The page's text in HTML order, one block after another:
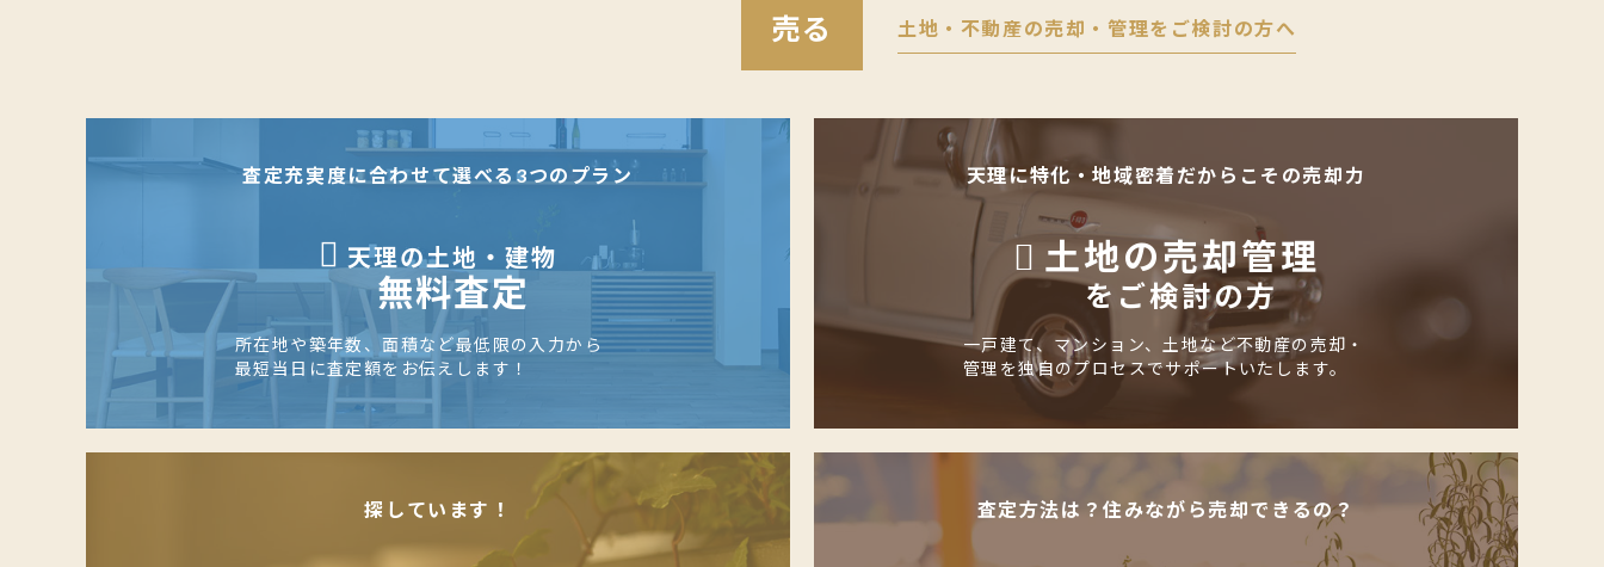
売る 土地・不動産の売却・管理をご検討の方へ
査定充実度に合わせて選べる3つのプラン
天理の土地・建物
無料査定
所在地や築年数、面積など最低限の入力から
最短当日に査定額をお伝えします！
天理に特化・地域密着だからこその売却力
土地の売却管理
をご検討の方
一戸建て、マンション、土地など不動産の売却・
管理を独自のプロセスでサポートいたします。
探しています！ 査定方法は？住みながら売却できるの？